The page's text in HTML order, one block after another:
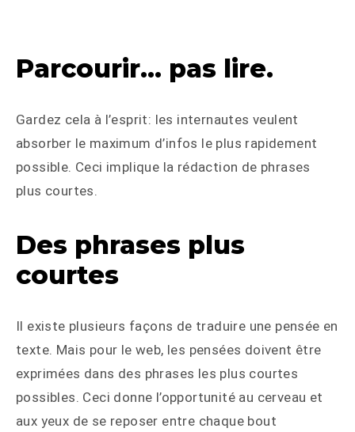
Parcourir… pas lire.
Gardez cela à l’esprit: les internautes veulent
absorber le maximum d’infos le plus rapidement
possible. Ceci implique la rédaction de phrases
plus courtes.
Des phrases plus
courtes
Il existe plusieurs façons de traduire une pensée en
texte. Mais pour le web, les pensées doivent être
exprimées dans des phrases les plus courtes
possibles. Ceci donne l’opportunité au cerveau et
aux yeux de se reposer entre chaque bout